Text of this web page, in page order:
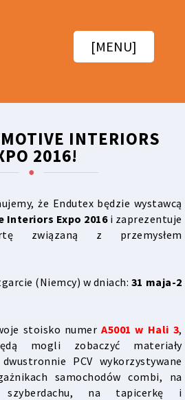
[MENU]
INTERIORS
2016!
że Endutex będzie wystawcą
Interiors Expo 2016i zaprezentuje
związaną z przemysłem
(Niemcy) w dniach: 31 maja-2
stoisko numerA5001 w Hali 3,
mogli zobaczyć materiały
PCV wykorzystywane
samochodów combi, na
na tapicerkę i